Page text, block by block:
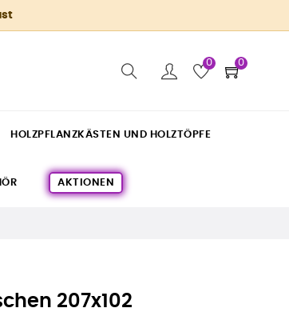
0 0
HOLZPFLANZKÄSTEN UND HOLZTÖPFE
AKTIONEN
207x102